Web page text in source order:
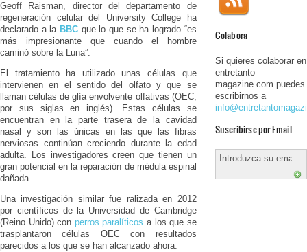
Geoff Raisman, director del departamento de
regeneración celular del University College ha
declarado a la BBC que lo que se ha logrado “es
más impresionante que cuando el hombre
caminó sobre la Luna”.
El tratamiento ha utilizado unas células que
intervienen en el sentido del olfato y que se
llaman células de glía envolvente olfativas (OEC,
por sus siglas en inglés). Estas células se
encuentran en la parte trasera de la cavidad
nasal y son las únicas en las que las fibras
nerviosas continúan creciendo durante la edad
adulta. Los investigadores creen que tienen un
gran potencial en la reparación de médula espinal
dañada.
Una investigación similar fue ralizada en 2012
por científicos de la Universidad de Cambridge
(Reino Unido) con perros paralíticos a los que se
trasplantaron células OEC con resultados
parecidos a los que se han alcanzado ahora.
Colabora
Si quieres colaborar en
entretanto
magazine.com puedes
escribirnos a
Suscribirse por Email